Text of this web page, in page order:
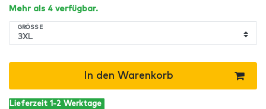
Mehr als 4 verfügbar.
GRÖSSE
In den Warenkorb
Lieferzeit 1-2 Werktage